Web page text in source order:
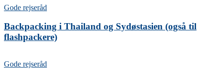
Gode rejseråd
Backpacking i Thailand og Sydøstasien (også til
flashpackere)
Gode rejseråd